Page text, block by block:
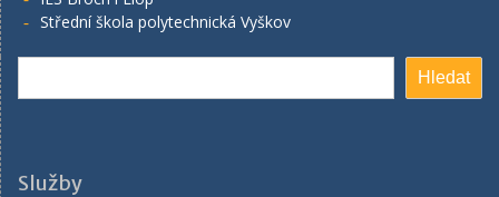
Střední škola polytechnická Vyškov
Hledat
Služby